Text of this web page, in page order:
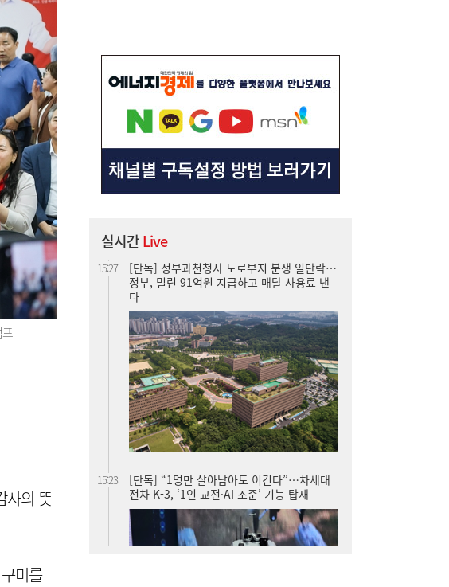
사의 뜻
미를
실시간Live
15:27
[단독] 정부과천청사 도로부지 분쟁 일단락…
정부, 밀린 91억원 지급하고 매달 사용료 낸
[단독] “1명만 살아남아도 이긴다”…차세대
전차 K-3, ‘1인 교전·AI 조준’ 기능 탑재